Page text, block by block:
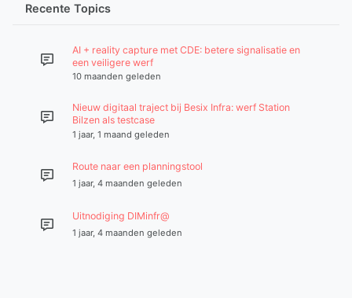
Recente Topics
AI + reality capture met CDE: betere signalisatie en
een veiligere werf
10 maanden geleden
Nieuw digitaal traject bij Besix Infra: werf Station
Bilzen als testcase
1 jaar, 1 maand geleden
Route naar een planningstool
1 jaar, 4 maanden geleden
Uitnodiging DIMinfr@
1 jaar, 4 maanden geleden